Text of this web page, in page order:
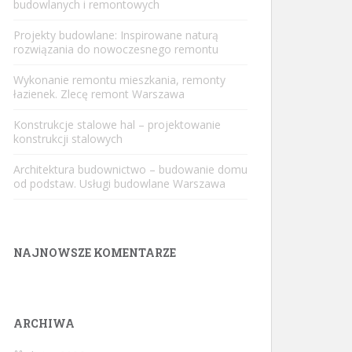
budowlanych i remontowych
Projekty budowlane: Inspirowane naturą
rozwiązania do nowoczesnego remontu
Wykonanie remontu mieszkania, remonty
łazienek. Zlecę remont Warszawa
Konstrukcje stalowe hal – projektowanie
konstrukcji stalowych
Architektura budownictwo – budowanie domu
od podstaw. Usługi budowlane Warszawa
NAJNOWSZE KOMENTARZE
ARCHIWA